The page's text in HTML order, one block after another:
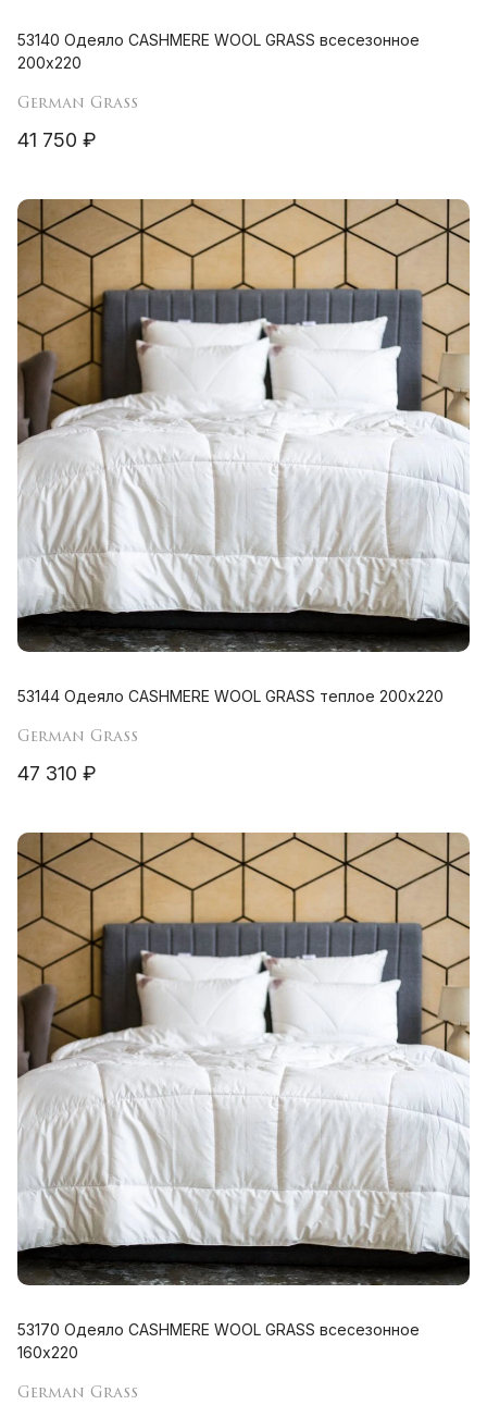
53140 Одеяло CASHMERE WOOL GRASS всесезонное
200х220
German Grass
41 750 ₽
53144 Одеяло CASHMERE WOOL GRASS теплое 200х220
German Grass
47 310 ₽
53170 Одеяло CASHMERE WOOL GRASS всесезонное
160х220
German Grass